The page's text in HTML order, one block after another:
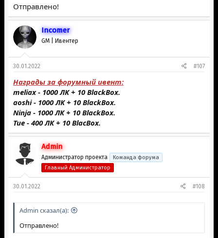
Отправлено!
Inсоmer
GM | Ивентер
30.01.2022 #107
Награды за форумный ивент:
meliax - 1000 ЛК + 10 BlackBox.
aoshi - 1000 ЛК + 10 BlackBox.
Ninja - 1000 ЛК + 10 BlackBox.
Tue - 400 ЛК + 10 BlacBox.
Admin
Администратор проекта
Команда форума
Главный Администратор
30.01.2022 #108
Admin сказал(а):
Отправлено!